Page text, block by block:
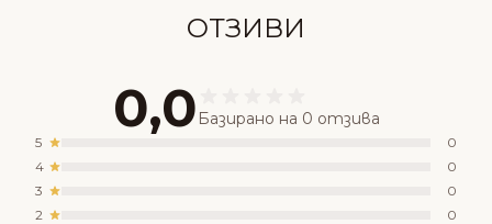
ОТЗИВИ
0,0 Базирано на 0 отзива
5
0
4
0
3
0
2
0